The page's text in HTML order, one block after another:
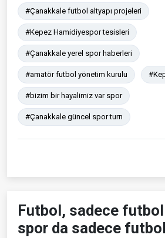
#Çanakkale futbol altyapı projeleri
#Kepez Hamidiyespor tesisleri
#Çanakkale yerel spor haberleri
#amatör futbol yönetim kurulu
#bizim bir hayalimiz var spor
#Çanakkale güncel spor turn
Futbol, sadece
spor da sadece